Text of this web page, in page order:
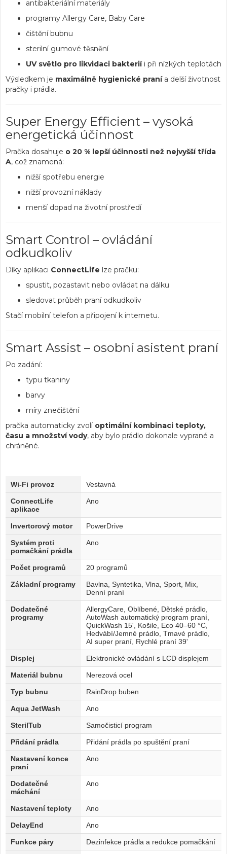
antibakteriální materiály
programy Allergy Care, Baby Care
čištění bubnu
sterilní gumové těsnění
UV světlo pro likvidaci bakteriíi při nízkých teplotách
Výsledkem je maximálně hygienické pranía delší životnost
pračky i prádla.
Super Energy Efficient – vysoká
energetická účinnost
Pračka dosahuje o 20 % lepší účinnosti než nejvyšší třída
A, což znamená:
nižší spotřebu energie
nižší provozní náklady
menší dopad na životní prostředí
Smart Control – ovládání
odkudkoliv
Díky aplikaci ConnectLife lze pračku:
spustit, pozastavit nebo ovládat na dálku
sledovat průběh praní odkudkoliv
Stačí mobilní telefon a připojení k internetu.
Smart Assist – osobní asistent praní
Po zadání:
typu tkaniny
barvy
míry znečištění
pračka automaticky zvolí optimální kombinaci teploty,
času a množství vody, aby bylo prádlo dokonale vyprané a
chráněné.
Wi-Fi provoz Vestavná
ConnectLife
aplikace
Ano
Invertorový motor PowerDrive
Systém proti
pomačkání prádla
Ano
Počet programů 20 programů
Základní programy
Bavlna, Syntetika, Vlna, Sport, Mix,
Denní praní
Dodatečné
programy
AllergyCare, Oblíbené, Dětské prádlo,
AutoWash automatický program praní,
QuickWash 15', Košile, Eco 40–60 °C,
Hedvábí/Jemné prádlo, Tmavé prádlo,
AI super praní, Rychlé praní 39'
Displej Elektronické ovládání s LCD displejem
Materiál bubnu Nerezová ocel
Typ bubnu RainDrop buben
Aqua JetWash Ano
SterilTub Samočisticí program
Přidání prádla Přidání prádla po spuštění praní
Nastavení konce
praní
Ano
Dodatečné
máchání
Ano
Nastavení teploty Ano
DelayEnd Ano
Funkce páry Dezinfekce prádla a redukce pomačkání